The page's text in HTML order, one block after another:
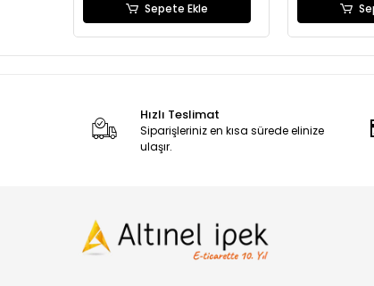
Sepete Ekle
Hızlı Teslimat
Siparişleriniz en kısa sürede elinize
ulaşır.